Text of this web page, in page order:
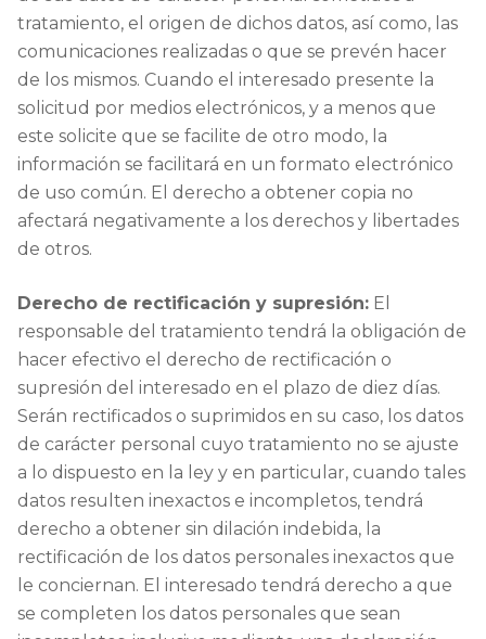
tratamiento, el origen de dichos datos, así como, las
comunicaciones realizadas o que se prevén hacer
de los mismos. Cuando el interesado presente la
solicitud por medios electrónicos, y a menos que
este solicite que se facilite de otro modo, la
información se facilitará en un formato electrónico
de uso común. El derecho a obtener copia no
afectará negativamente a los derechos y libertades
de otros.
Derecho de rectificación y supresión: El
responsable del tratamiento tendrá la obligación de
hacer efectivo el derecho de rectificación o
supresión del interesado en el plazo de diez días.
Serán rectificados o suprimidos en su caso, los datos
de carácter personal cuyo tratamiento no se ajuste
a lo dispuesto en la ley y en particular, cuando tales
datos resulten inexactos e incompletos, tendrá
derecho a obtener sin dilación indebida, la
rectificación de los datos personales inexactos que
le conciernan. El interesado tendrá derecho a que
se completen los datos personales que sean